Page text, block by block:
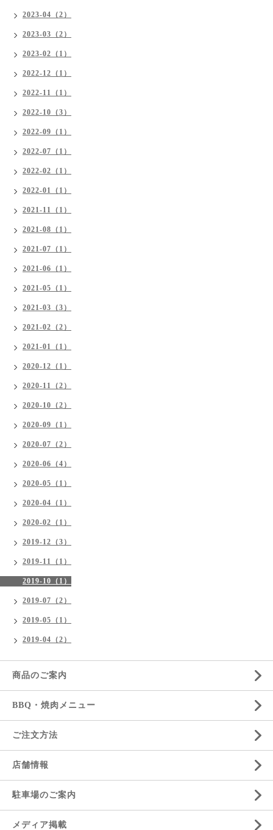
2023-04（2）
2023-03（2）
2023-02（1）
2022-12（1）
2022-11（1）
2022-10（3）
2022-09（1）
2022-07（1）
2022-02（1）
2022-01（1）
2021-11（1）
2021-08（1）
2021-07（1）
2021-06（1）
2021-05（1）
2021-03（3）
2021-02（2）
2021-01（1）
2020-12（1）
2020-11（2）
2020-10（2）
2020-09（1）
2020-07（2）
2020-06（4）
2020-05（1）
2020-04（1）
2020-02（1）
2019-12（3）
2019-11（1）
2019-10（1）
2019-07（2）
2019-05（1）
2019-04（2）
商品のご案内
BBQ・焼肉メニュー
ご注文方法
店舗情報
駐車場のご案内
メディア掲載